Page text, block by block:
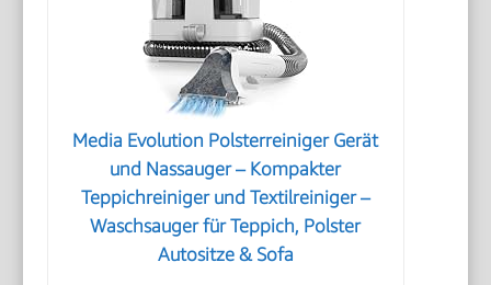
Media Evolution Polsterreiniger Gerät
und Nassauger – Kompakter
Teppichreiniger und Textilreiniger –
Waschsauger für Teppich, Polster
Autositze & Sofa